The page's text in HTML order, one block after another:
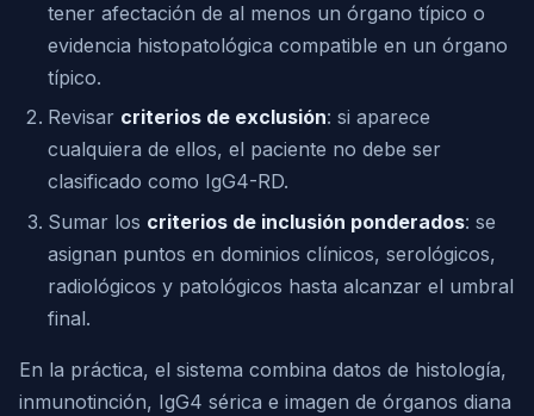
tener afectación de al menos un órgano típico o
evidencia histopatológica compatible en un órgano
típico.
Revisar criterios de exclusión: si aparece
cualquiera de ellos, el paciente no debe ser
clasificado como IgG4-RD.
Sumar los criterios de inclusión ponderados: se
asignan puntos en dominios clínicos, serológicos,
radiológicos y patológicos hasta alcanzar el umbral
final.
En la práctica, el sistema combina datos de histología,
inmunotinción, IgG4 sérica e imagen de órganos diana